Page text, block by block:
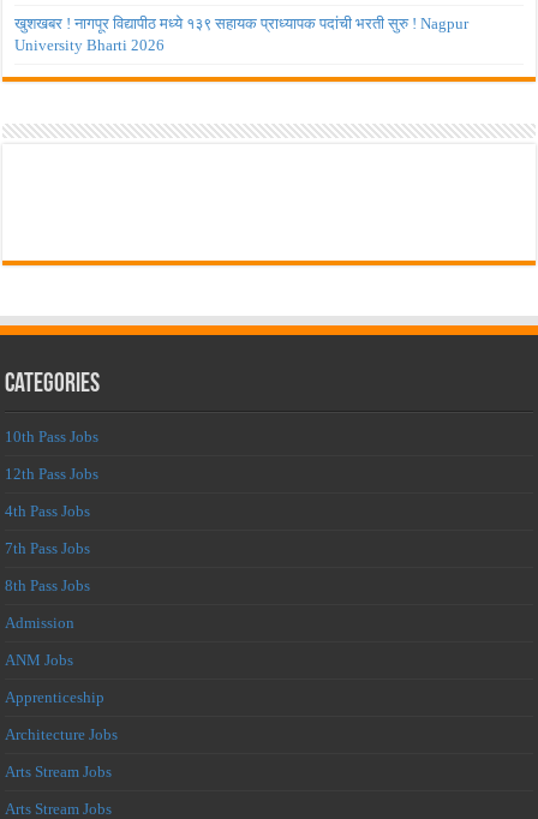
खुशखबर ! नागपूर विद्यापीठ मध्ये १३९ सहायक प्राध्यापक पदांची भरती सुरु ! Nagpur
University Bharti 2026
Categories
10th Pass Jobs
12th Pass Jobs
4th Pass Jobs
7th Pass Jobs
8th Pass Jobs
Admission
ANM Jobs
Apprenticeship
Architecture Jobs
Arts Stream Jobs
Arts Stream Jobs